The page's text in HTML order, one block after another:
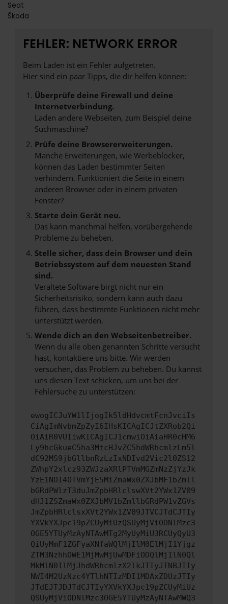
Seat
Škoda
FEHLER: NETWORK ERROR
Beim Laden ist ein Fehler aufgetreten.
Hier sind ein paar Tipps, die dir helfen können:
Überprüfe deine Firewall und deine
Internetverbindung.
Laden andere Webseiten, zum Beispiel deine
Suchmaschine?
Prüfe deine Browsererweiterungen.
Manche Erweiterungen, wie Werbeblocker,
können das Laden bestimmter Seiten
verhindern. Funktioniert die Seite in einem
anderen Browser oder in einem privaten
Fenster?
Starte dein Gerät neu.
Das kann manchmal helfen, vorübergehende
Probleme zu beheben.
Stelle sicher, dass dein Browser und dein
Betriebssystem auf dem neuesten Stand
sind.
Veraltete Software birgt nicht nur ein
Sicherheitsrisiko, sondern kann auch dazu
führen, dass bestimmte Funktionen nicht mehr
unterstützt werden.
Wende dich an den Webseitenbetreiber.
Wenn du alle oben genannten Schritte versucht
hast, kontaktiere uns bitte. Wir werden
versuchen, das Problem zu beheben. Du kannst
uns diesen Text schicken, um uns bei der
Fehlersuche zu unterstützen:
ewogICJuYW1lIjogIk5ldHdvcmtFcnJvciIs
CiAgImNvbmZpZyI6IHsKICAgICJtZXRob2Qi
OiAiR0VUIiwKICAgICJ1cmwiOiAiaHR0cHM6
Ly9hcGkueC5ha3MtcHJvZC5hdWRhcmlzLm5l
dC92MS9jbGllbnRzLzIxNDIvd2Vic2l0ZS12
ZWhpY2xlcz93ZWJzaXRlPTVmMGZmNzZjYzJk
YzE1NDI4OTVmYjE5MiZmaWx0ZXJbMF1bZmll
bGRdPWlzT3duJmZpbHRlclswXVt2YWx1ZV09
dHJ1ZSZmaWx0ZXJbMV1bZmllbGRdPW1vZGVs
JmZpbHRlclsxXVt2YWx1ZV09JTVCJTdCJTIy
YXVkYXJpc19pZCUyMiUzQSUyMjViODNlMzc3
OGE5YTUyMzAyNTAwMTg2MyUyMiU3RCUyQyU3
QiUyMmF1ZGFyaXNfaWQlMjIlM0ElMjI1Yjgz
ZTM3NzhhOWE1MjMwMjUwMDFiODQlMjIlN0Ql
MkMlN0IlMjJhdWRhcmlzX2lkJTIyJTNBJTIy
NWI4M2UzNzc4YTlhNTIzMDI1MDAxZDUzJTIy
JTdEJTJDJTdCJTIyYXVkYXJpc19pZCUyMiUz
QSUyMjViODNlMzc3OGE5YTUyMzAyNTAwMWQ3